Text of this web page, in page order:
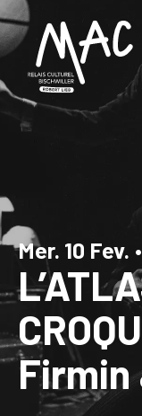
Mer. 10 Fev. •
Firmin